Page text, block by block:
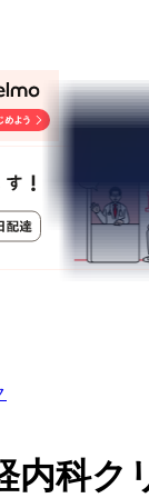
内科ク